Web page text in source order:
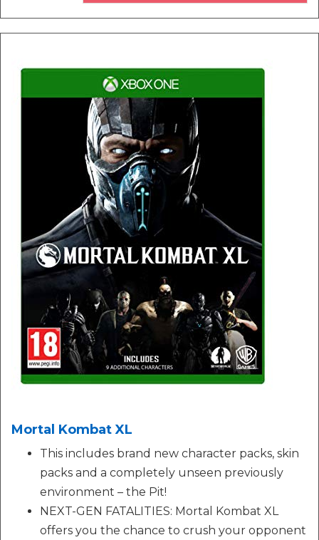
Mortal Kombat XL
This includes brand new character packs, skin
packs and a completely unseen previously
environment – the Pit!
NEXT-GEN FATALITIES: Mortal Kombat XL
offers you the chance to crush your opponent